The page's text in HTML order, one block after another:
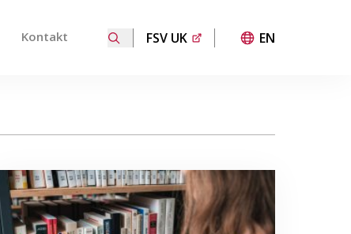
Kontakt FSV UK EN
na požadovanou stránku. Uživatelé dotykových